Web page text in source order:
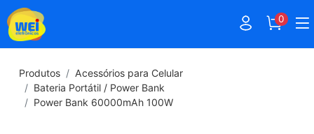
0
Produtos
Acessórios para Celular
Bateria Portátil / Power Bank
Power Bank 60000mAh 100W